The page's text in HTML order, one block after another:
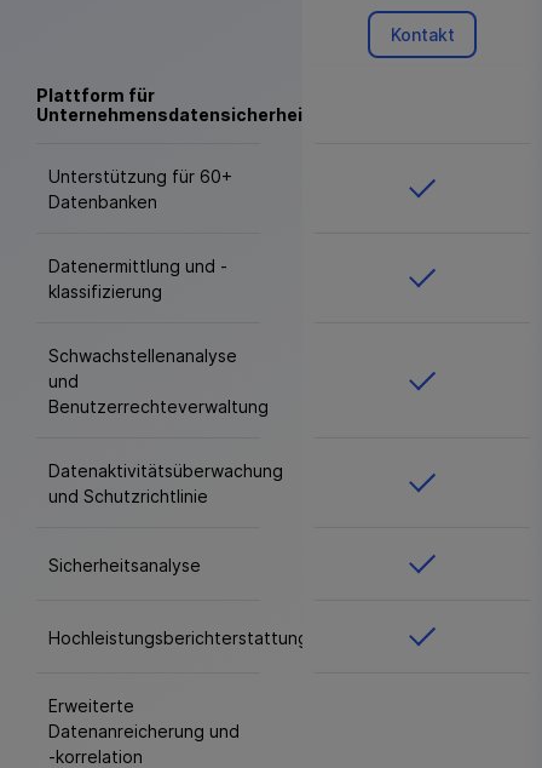
Plattform für
Unternehmensdatensicherheit
Unterstützung für 60+
Datenbanken
Datenermittlung und -
klassifizierung
Schwachstellenanalyse
und
Benutzerrechteverwaltung
Datenaktivitätsüberwachung
und Schutzrichtlinie
Sicherheitsanalyse
Hochleistungsberichterstattung
Erweiterte
Datenanreicherung und
-korrelation
Kontakt